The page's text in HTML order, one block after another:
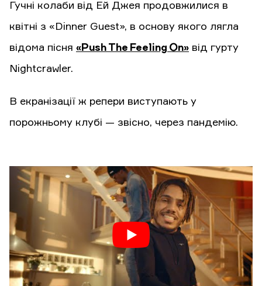
Гучні колаби від Ей Джея продовжилися в
квітні з «Dinner Guest», в основу якого лягла
відома пісня «Push The Feeling On» від гурту
Nightcrawler.
В екранізації ж репери виступають у
порожньому клубі — звісно, через пандемію.